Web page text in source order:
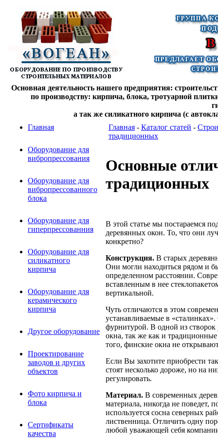
Основная деятельность нашего предприятия:
по производству: кирпича, блока, тротуарной
а так же силикатного кирпича (с
Главная
Оборудование для
вибропрессования
Оборудование для
вибропрессованного
блока
Оборудование для
гиперпрессованния
Оборудование для
силикатного
кирпича
Оборудование для
керамического
кирпича
Другое оборудование
Проектирование
заводов и других
объектов
Фото кирпича и
блока
Сертификаты
качества
Главная - Каталог статей -
традиционных
Основные
традиционных
В этой статье мы постараемся
деревянных окон. То, что они
конкретно?
Конструкция. В старых
Они могли находиться рядом и
определенном расстоянии.
вставленным в нее
вертикальной.
Чуть отличаются в этом
устанавливаемые в
фурнитурой. В одной из створок
окна, так же как и
того, финские окна не
Если Вы захотите приобрести
стоят несколько дороже, но на
регулировать.
Материал. В современных
материала, никогда не поведет,
используется сосна северных
лиственница. Отличить одну
любой уважающей себя